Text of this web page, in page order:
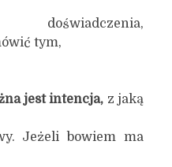
tym,
jest intencja, z jaką
Jeżeli bowiem ma